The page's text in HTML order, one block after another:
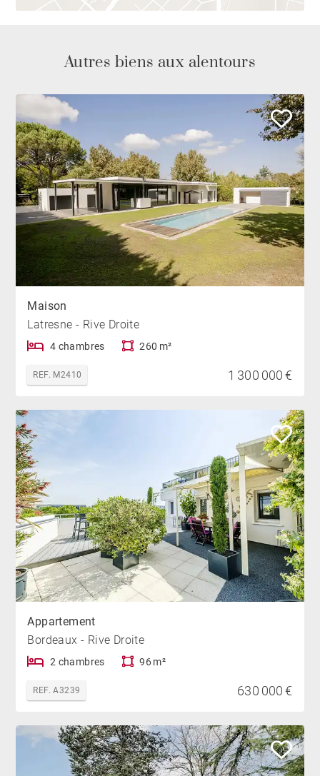
Autres biens aux alentours
Maison
Latresne - Rive Droite
4 chambres 260 m²
REF. M2410 1 300 000 €
Appartement
Bordeaux - Rive Droite
2 chambres 96 m²
REF. A3239 630 000 €